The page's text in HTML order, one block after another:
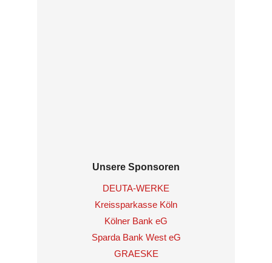
Unsere Sponsoren
DEUTA-WERKE
Kreissparkasse Köln
Kölner Bank eG
Sparda Bank West eG
GRAESKE